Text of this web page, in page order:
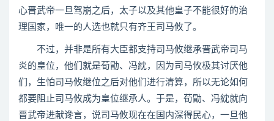
心晋武帝一旦驾崩之后，太子以及其他皇子不能很好的治
理国家，唯一的人选也就只有齐王司马攸了。
不过，并非是所有大臣都支持司马攸继承晋武帝司马
炎的皇位，他们就是荀勖、冯紞，因为司马攸极其讨厌他
们，生怕司马攸继位之后对他们进行清算，所以无论如何
都要阻止司马攸成为皇位继承人。于是，荀勖、冯紞就向
晋武帝进献谗言，说司马攸现在在国内深得民心，一旦他